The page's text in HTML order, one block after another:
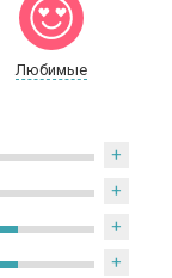
Любимые
+
+
+
+